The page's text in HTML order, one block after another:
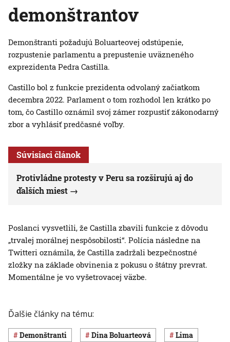
demonštrantov
Demonštranti požadujú Boluarteovej odstúpenie,
rozpustenie parlamentu a prepustenie uväzneného
exprezidenta Pedra Castilla.
Castillo bol z funkcie prezidenta odvolaný začiatkom
decembra 2022. Parlament o tom rozhodol len krátko po
tom, čo Castillo oznámil svoj zámer rozpustiť zákonodarný
zbor a vyhlásiť predčasné voľby.
Súvisiaci článok
Protivládne protesty v Peru sa rozširujú aj do
ďalších miest
Poslanci vysvetlili, že Castilla zbavili funkcie z dôvodu
„trvalej morálnej nespôsobilosti“. Polícia následne na
Twitteri oznámila, že Castilla zadržali bezpečnostné
zložky na základe obvinenia z pokusu o štátny prevrat.
Momentálne je vo vyšetrovacej väzbe.
Ďalšie články na tému:
demonštranti Dina Boluarteová Lima